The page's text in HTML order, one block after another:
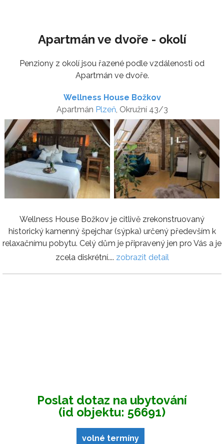
Apartmán ve dvoře - okolí
Penziony z okolí jsou řazené podle vzdálenosti od
Apartmán ve dvoře.
Wellness House Božkov
Apartmán Plzeň, Okružní 43/3
Wellness House Božkov je citlivě zrekonstruovaný
historický kamenný špejchar (sýpka) určený především k
relaxačnímu pobytu. Celý dům je připravený jen pro Vás a je
zcela diskrétní.... zobrazit detail
Poslat dotaz na ubytování
(id objektu: 56691)
volné termíny